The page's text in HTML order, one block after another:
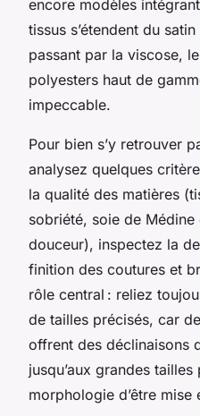
encore modèles
tissus s’étendent du
passant par la viscose,
polyesters haut de
impeccable.
Pour bien s’y retrouver
analysez quelques
la qualité des matières
sobriété, soie de
douceur), inspectez la
finition des coutures et
rôle central : reliez
de tailles précisés, car
offrent des déclinaisons
jusqu’aux grandes
morphologie d’être mise